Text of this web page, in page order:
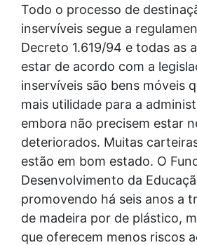
Todo o processo de
inservíveis segue a
Decreto 1.619/94 e todas as
estar de acordo com a
inservíveis são bens móveis
mais utilidade para a
embora não precisem estar
deteriorados. Muitas
estão em bom estado. O
Desenvolvimento da
promovendo há seis anos a
de madeira por de plástico,
que oferecem menos riscos